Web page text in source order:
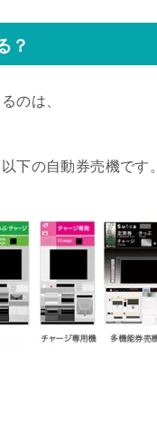
？
のは、
下の自動券売機です。